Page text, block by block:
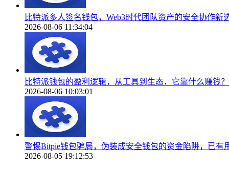
比特派多人签名钱包，Web3时代团队资产的安全协作新
2026-08-06 11:34:04
比特派钱包的盈利逻辑，从工具到生态，它靠什么赚钱？
2026-08-06 10:03:01
警惕Bitpie钱包骗局，伪装成安全钱包的资金陷阱，已有
2026-08-05 19:12:53